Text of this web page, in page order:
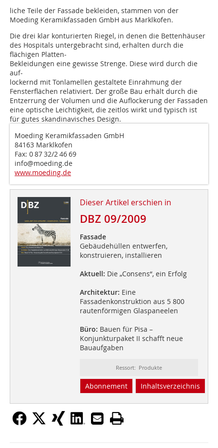
liche Teile der Fassade bekleiden, stammen von der
Moeding Keramikfassaden GmbH aus Marklkofen.
Die drei klar konturierten Riegel, in denen die Bettenhäuser
des Hospitals untergebracht sind, erhalten durch die
flächigen Platten-
Bekleidungen eine gewisse Strenge. Diese wird durch die
auf-
lockernd mit Tonlamellen gestaltete Einrahmung der
Fensterflächen relativiert. Der große Bau erhält durch die
Entzerrung der Volumen und die Auflockerung der Fassaden
eine optische Leichtigkeit, die zeitlos wirkt und typisch ist
für gutes skandinavisches Design.
Moeding Keramikfassaden GmbH
84163 Marklkofen
Fax: 0 87 32/2 46 69
info@moeding.de
www.moeding.de
Dieser Artikel erschien in
DBZ 09/2009
Fassade
Gebäudehüllen entwerfen,
konstruieren, installieren
Aktuell: Die „Consens“, ein Erfolg
Architektur: Eine
Fassadenkonstruktion aus 5 800
rautenförmigen Glaspaneelen
Büro: Bauen für Pisa –
Konjunkturpaket II schafft neue
Bauaufgaben
Ressort: Produkte
Abonnement Inhaltsverzeichnis